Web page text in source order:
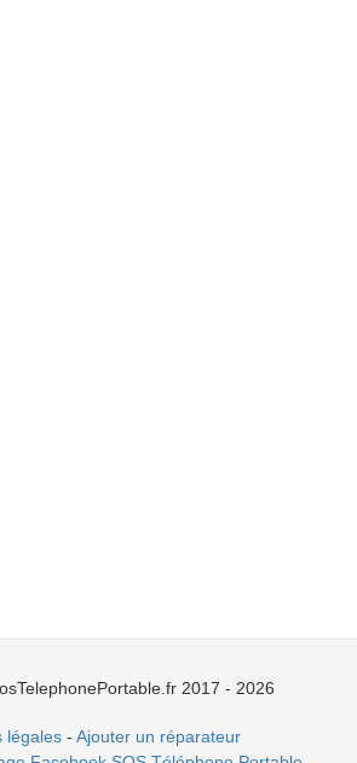
2017 - 2026
légales- Ajouter un réparateur